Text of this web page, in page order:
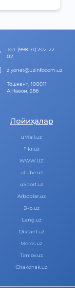
Тел: (998-71) 202-22-
02
ziyonet@uzinfocom.uz
Тошкент, 100011
А.Навои, 28б
Лойиҳалар
uMail.uz
Fikr.uz
WWW.UZ
uTube.uz
uSport.uz
Arboblar.uz
B-b.uz
Lang.uz
Diktant.uz
Meros.uz
Tanlov.uz
Chakchak.uz